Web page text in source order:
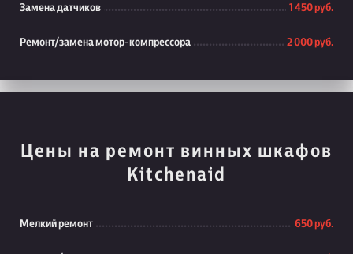
Замена датчиков 1 450 руб.
Ремонт/замена мотор-компрессора 2 000 руб.
Цены на ремонт винных шкафов
Kitchenaid
Мелкий ремонт 650 руб.